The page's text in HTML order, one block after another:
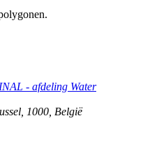
- afdeling Water
1000 België